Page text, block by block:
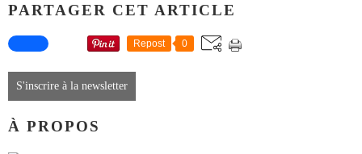
PARTAGER CET ARTICLE
Repost 0
S'inscrire à la newsletter
À PROPOS